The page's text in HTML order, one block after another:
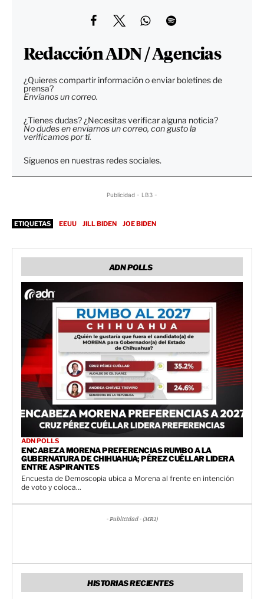
Redacción ADN / Agencias
¿Quieres compartir información o enviar boletines de
prensa?
Envíanos un correo.
¿Tienes dudas? ¿Necesitas verificar alguna noticia?
No dudes en enviarnos un correo, con gusto la
verificamos por tí.
Síguenos en nuestras redes sociales.
Publicidad - LB3 -
ETIQUETAS EEUU JILL BIDEN JOE BIDEN
ADN POLLS
ADN POLLS
ENCABEZA MORENA PREFERENCIAS RUMBO A LA
GUBERNATURA DE CHIHUAHUA; PÉREZ CUÉLLAR LIDERA
ENTRE ASPIRANTES
Encuesta de Demoscopia ubica a Morena al frente en intención
de voto y coloca...
- Publicidad - (MR1)
HISTORIAS RECIENTES